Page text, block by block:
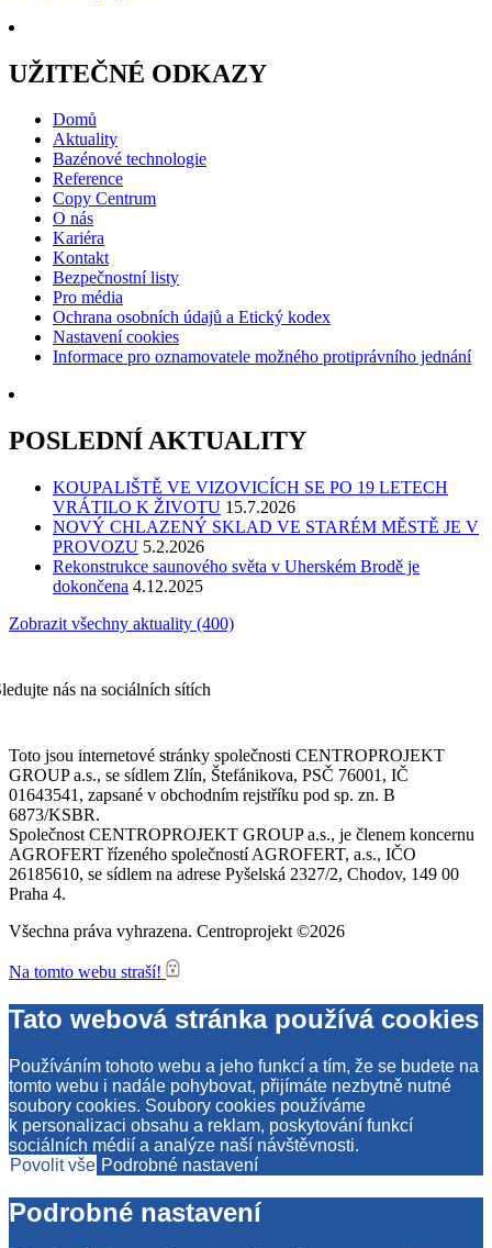
UŽITEČNÉ ODKAZY
Domů
Aktuality
Bazénové technologie
Reference
Copy Centrum
O nás
Kariéra
Kontakt
Bezpečnostní listy
Pro média
Ochrana osobních údajů a Etický kodex
Nastavení cookies
Informace pro oznamovatele možného protiprávního jednání
POSLEDNÍ AKTUALITY
KOUPALIŠTĚ VE VIZOVICÍCH SE PO 19 LETECH
VRÁTILO K ŽIVOTU 15.7.2026
NOVÝ CHLAZENÝ SKLAD VE STARÉM MĚSTĚ JE V
PROVOZU 5.2.2026
Rekonstrukce saunového světa v Uherském Brodě je
dokončena 4.12.2025
Zobrazit všechny aktuality (400)
nás na sociálních sítích
Toto jsou internetové stránky společnosti CENTROPROJEKT
GROUP a.s., se sídlem Zlín, Štefánikova, PSČ 76001, IČ
01643541, zapsané v obchodním rejstříku pod sp. zn. B
6873/KSBR.
Společnost CENTROPROJEKT GROUP a.s., je členem koncernu
AGROFERT řízeného společností AGROFERT, a.s., IČO
26185610, se sídlem na adrese Pyšelská 2327/2, Chodov, 149 00
Praha 4.
Všechna práva vyhrazena. Centroprojekt ©2026
Na tomto webu straší!
Tato webová stránka používá cookies
Používáním tohoto webu a jeho funkcí a tím, že se budete na
tomto webu i nadále pohybovat, přijímáte nezbytně nutné
soubory cookies. Soubory cookies používáme
k personalizaci obsahu a reklam, poskytování funkcí
sociálních médií a analýze naší návštěvnosti.
Povolit vše Podrobné nastavení
Podrobné nastavení